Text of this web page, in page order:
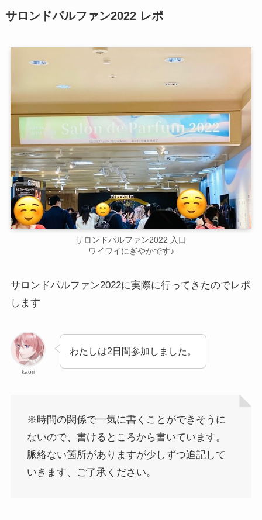
サロンドパルファン2022 レポ
サロンドパルファン2022 入口
ワイワイにぎやかです♪
サロンドパルファン2022に実際に行ってきたのでレポ
します
kaori
わたしは2日間参加しました。
※時間の関係で一気に書くことができそうに
ないので、書けるところから書いています。
脈絡ない箇所がありますが少しずつ追記して
いきます、ご了承ください。